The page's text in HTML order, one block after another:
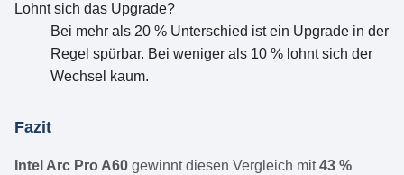
Lohnt sich das Upgrade?
Bei mehr als 20 % Unterschied ist ein Upgrade in der
Regel spürbar. Bei weniger als 10 % lohnt sich der
Wechsel kaum.
Fazit
Intel Arc Pro A60 gewinnt diesen Vergleich mit43 %